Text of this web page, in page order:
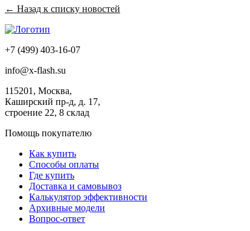
← Назад к списку новостей
+7 (499) 403-16-07
info@x-flash.su
115201, Москва,
Каширский пр-д, д. 17,
строение 22, 8 склад
Помощь покупателю
Как купить
Способы оплаты
Где купить
Доставка и самовывоз
Калькулятор эффективности
Архивные модели
Вопрос-ответ